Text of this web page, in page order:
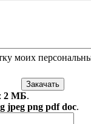
моих
2 МБ.
jpeg png pdf doc.